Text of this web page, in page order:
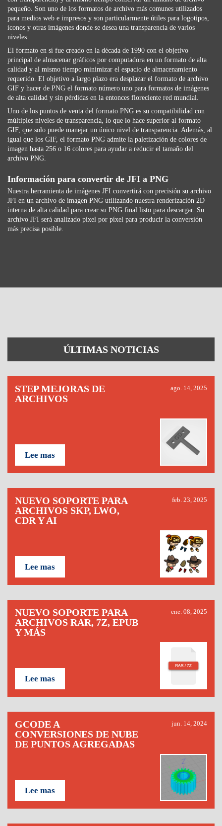
pequeño. Son uno de los formatos de archivo más comunes utilizados
para medios web e impresos y son particularmente útiles para logotipos,
íconos y otras imágenes donde se desea una transparencia de varios
niveles.
El formato en sí fue creado en la década de 1990 con el objetivo
principal de almacenar gráficos por computadora en un formato de alta
calidad y al mismo tiempo minimizar el espacio de almacenamiento
requerido. El objetivo a largo plazo era desplazar el formato de archivo
GIF y hacer de PNG el formato número uno para formatos de imágenes
de alta calidad y sin pérdidas en la entonces floreciente red mundial.
Uno de los puntos de venta del formato PNG es su compatibilidad con
múltiples niveles de transparencia, lo que lo hace superior al formato
GIF, que solo puede manejar un único nivel de transparencia. Además, al
igual que los GIF, el formato PNG admite la paletización de colores de
imagen hasta 256 o 16 colores para ayudar a reducir el tamaño del
archivo PNG.
Información para convertir de JFI a PNG
Nuestra herramienta de imágenes JFI convertirá con precisión su archivo
JFI en un archivo de imagen PNG utilizando nuestra renderización 2D
interna de alta calidad para crear su PNG final listo para descargar. Su
archivo JFI será analizado píxel por píxel para producir la conversión
más precisa posible.
ÚLTIMAS NOTICIAS
STEP MEJORAS DE
ARCHIVOS
ago. 14, 2025
Lee mas
NUEVO SOPORTE PARA
ARCHIVOS SKP, LWO,
CDR Y AI
feb. 23, 2025
Lee mas
NUEVO SOPORTE PARA
ARCHIVOS RAR, 7Z, EPUB
Y MÁS
ene. 08, 2025
Lee mas
GCODE A
CONVERSIONES DE NUBE
DE PUNTOS AGREGADAS
jun. 14, 2024
Lee mas